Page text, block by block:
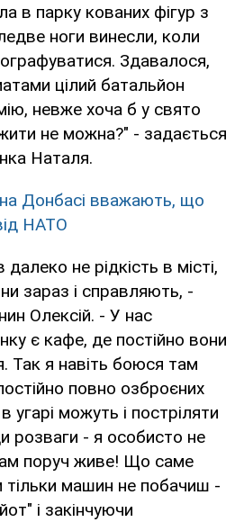
в парку кованих фігур з
ноги винесли, коли
Здавалося,
цілий батальйон
невже хоча б у свято
не можна?" - задається
Наталя.
Донбасі вважають, що
НАТО
не рідкість в місті,
зараз і справляють, -
Олексій. - У нас
є кафе, де постійно вони
Так я навіть боюся там
повно озброєних
можуть і постріляти
розваги - я особисто не
поруч живе! Що саме
тільки машин не побачиш -
і закінчуючи